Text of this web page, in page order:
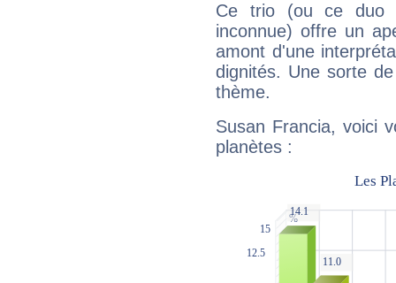
Ce trio (ou ce duo
inconnue) offre un
amont d'une
dignités. Une sorte
thème.
Susan Francia, voici
planètes :